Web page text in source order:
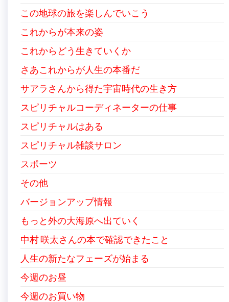
この地球の旅を楽しんでいこう
これからが本来の姿
これからどう生きていくか
さあこれからが人生の本番だ
サアラさんから得た宇宙時代の生き方
スピリチャルコーディネーターの仕事
スピリチャルはある
スピリチャル雑談サロン
スポーツ
その他
バージョンアップ情報
もっと外の大海原へ出ていく
中村 咲太さんの本で確認できたこと
人生の新たなフェーズが始まる
今週のお昼
今週のお買い物